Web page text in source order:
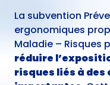
La subvention
ergonomiques
Maladie – Risques
réduire
risques liés à